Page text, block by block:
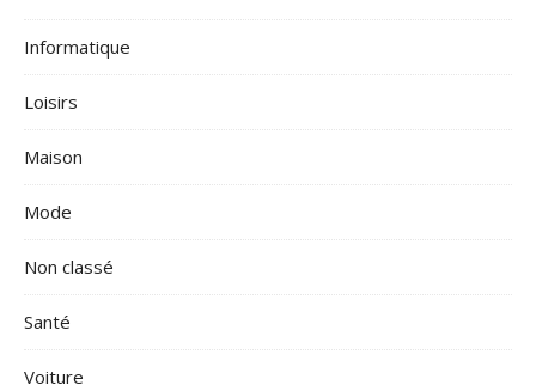
Informatique
Loisirs
Maison
Mode
Non classé
Santé
Voiture